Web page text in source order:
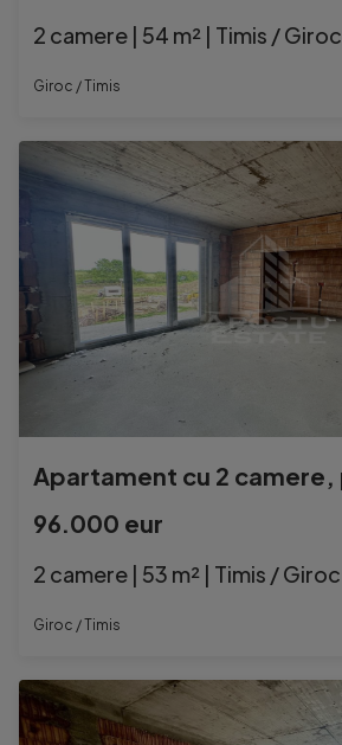
2 camere | 54 m² | Timis / Giroc
Giroc / Timis
96.000 eur
2 camere | 53 m² | Timis / Giroc
Giroc / Timis